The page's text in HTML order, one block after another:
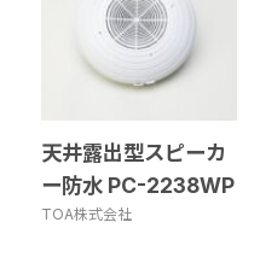
天井露出型スピーカ
ー防水 PC-2238WP
TOA株式会社